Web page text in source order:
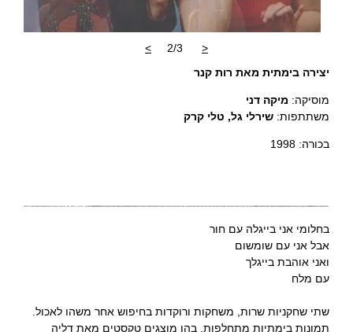
<
2/3
>
יצירה בימתית מאת רות קנר
מוסיקה: מיקה דני
משתתפות: שירלי גל, טלי קרק
בכורה: 1998
בחלומי אני בייגלה עם חור
אבל אני עם שומשום
ואני אוהבת בייגלך
עם מלח
שתי שחקניות שרות, משחקות ורוקדות בחיפוש אחר משהו לאכול.
תמונות בימתיות מתחלפות, בהן מוצגים טקסטים מאת דליה